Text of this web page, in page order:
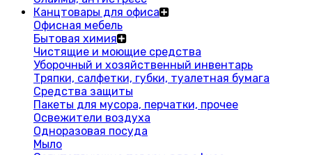
Канцтовары для офиса
Офисная мебель
Бытовая химия
Чистящие и моющие средства
Уборочный и хозяйственный инвентарь
Тряпки, салфетки, губки, туалетная бумага
Средства защиты
Пакеты для мусора, перчатки, прочее
Освежители воздуха
Одноразовая посуда
Мыло